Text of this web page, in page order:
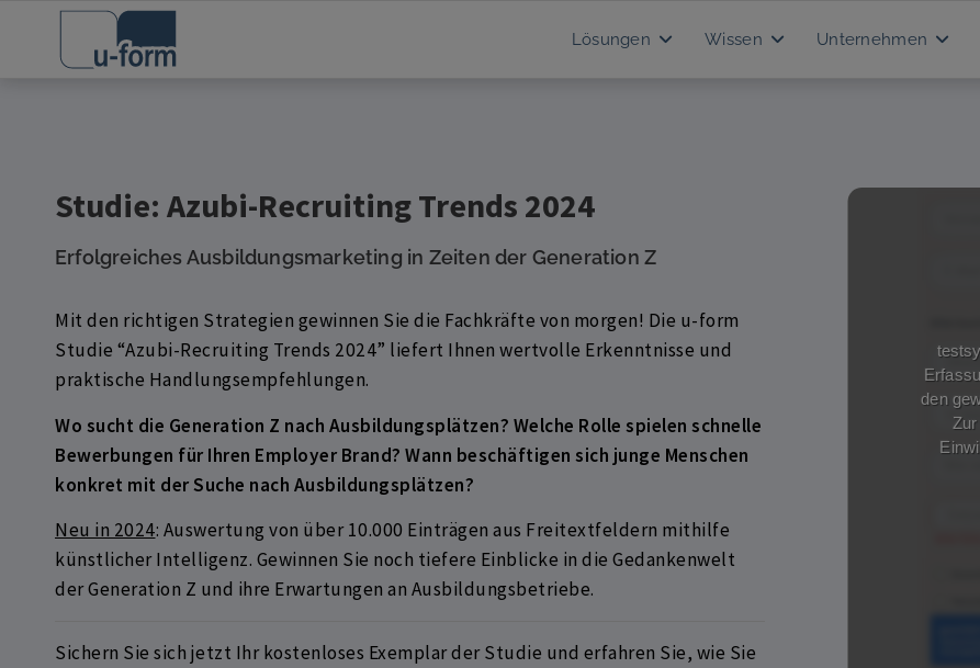
Lösungen Wissen Unternehmen
Studie: Azubi-Recruiting Trends 2024
Erfolgreiches Ausbildungsmarketing in Zeiten der Generation Z
Mit den richtigen Strategien gewinnen Sie die Fachkräfte von morgen! Die u-form
Studie “Azubi-Recruiting Trends 2024” liefert Ihnen wertvolle Erkenntnisse und
praktische Handlungsempfehlungen.
Wo sucht die Generation Z nach Ausbildungsplätzen? Welche Rolle spielen schnelle
Bewerbungen für Ihren Employer Brand? Wann beschäftigen sich junge Menschen
konkret mit der Suche nach Ausbildungsplätzen?
Neu in 2024: Auswertung von über 10.000 Einträgen aus Freitextfeldern mithilfe
künstlicher Intelligenz. Gewinnen Sie noch tiefere Einblicke in die Gedankenwelt
der Generation Z und ihre Erwartungen an Ausbildungsbetriebe.
Sichern Sie sich jetzt Ihr kostenloses Exemplar der Studie und erfahren Sie, wie Sie